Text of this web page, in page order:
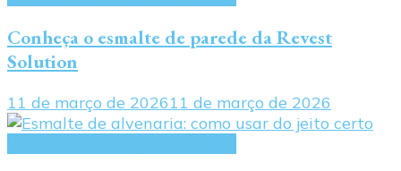
Conheça o esmalte de parede da Revest
Solution
11 de março de 202611 de março de 2026